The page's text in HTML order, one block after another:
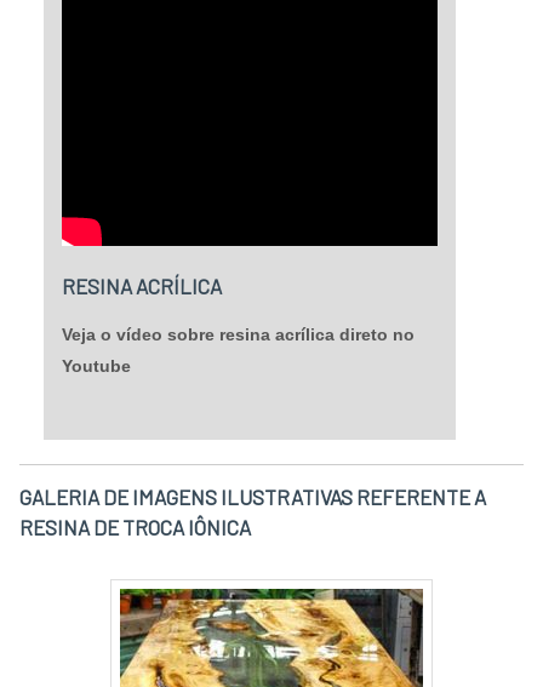
RESINA ACRÍLICA
Veja o vídeo sobre resina acrílica direto no
Youtube
GALERIA DE IMAGENS ILUSTRATIVAS REFERENTE A
RESINA DE TROCA IÔNICA